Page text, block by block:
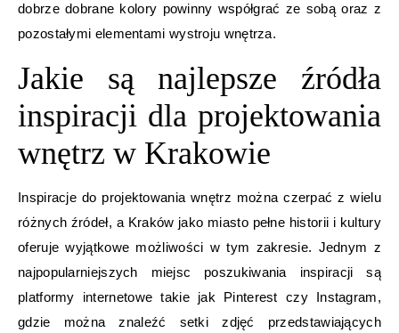
dobrze dobrane kolory powinny współgrać ze sobą oraz z
pozostałymi elementami wystroju wnętrza.
Jakie są najlepsze źródła
inspiracji dla projektowania
wnętrz w Krakowie
Inspiracje do projektowania wnętrz można czerpać z wielu
różnych źródeł, a Kraków jako miasto pełne historii i kultury
oferuje wyjątkowe możliwości w tym zakresie. Jednym z
najpopularniejszych miejsc poszukiwania inspiracji są
platformy internetowe takie jak Pinterest czy Instagram,
gdzie można znaleźć setki zdjęć przedstawiających